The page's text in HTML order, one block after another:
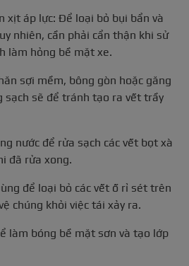
xịt áp lực: Để loại bỏ bụi bẩn và
nhiên, cần phải cẩn thận khi sử
làm hỏng bề mặt xe.
sợi mềm, bông gòn hoặc găng
sạch sẽ để tránh tạo ra vết trầy
nước để rửa sạch các vết bọt xà
đã rửa xong.
để loại bỏ các vết ố rỉ sét trên
chúng khỏi việc tái xảy ra.
làm bóng bề mặt sơn và tạo lớp